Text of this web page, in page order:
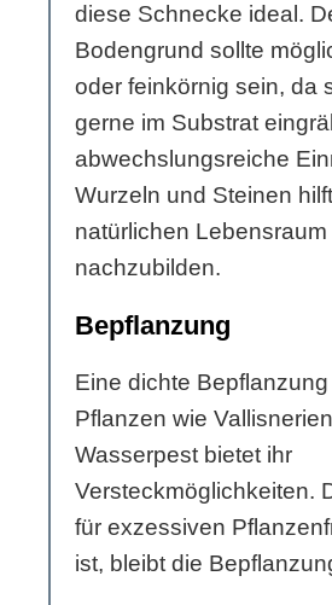
diese Schnecke ideal.
Bodengrund sollte
oder feinkörnig sein, da
gerne im Substrat
abwechslungsreiche
Wurzeln und Steinen
natürlichen Lebensraum
nachzubilden.
Bepflanzung
Eine dichte
Pflanzen wie
Wasserpest bietet ihr
Versteckmöglichkeiten.
für exzessiven
ist, bleibt die